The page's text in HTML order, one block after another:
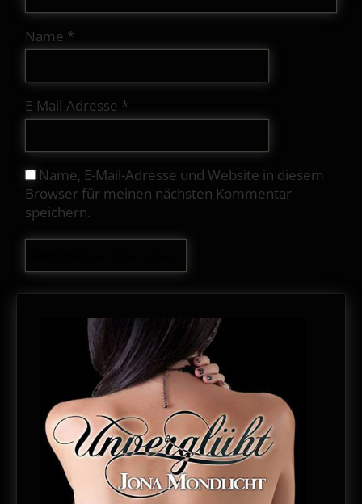
Name *
E-Mail-Adresse *
Name, E-Mail-Adresse und Website in diesem
Browser für meinen nächsten Kommentar
speichern.